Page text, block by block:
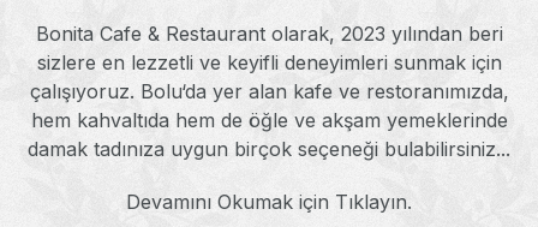
Bonita Cafe & Restaurant olarak, 2023 yılından beri
sizlere en lezzetli ve keyifli deneyimleri sunmak için
çalışıyoruz. Bolu‘da yer alan kafe ve restoranımızda,
hem kahvaltıda hem de öğle ve akşam yemeklerinde
damak tadınıza uygun birçok seçeneği bulabilirsiniz...
Devamını Okumak için Tıklayın.